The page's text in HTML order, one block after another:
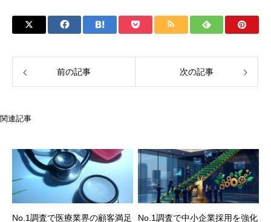
前の記事 次の記事
関連記事
No.1調査で医療業界の顧客満足
No.1調査で中小企業採用を強化